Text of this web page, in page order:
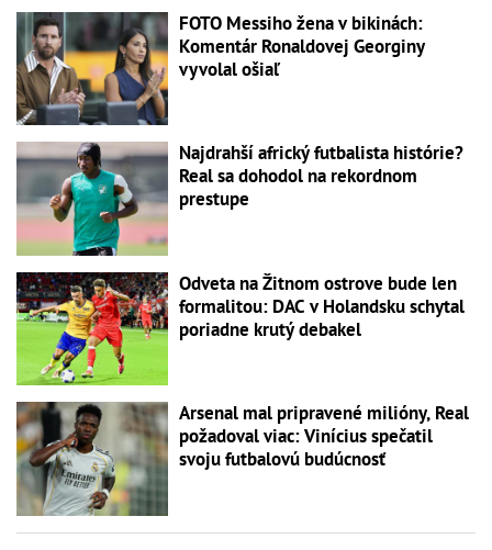
FOTO Messiho žena v bikinách:
Komentár Ronaldovej Georginy
vyvolal ošiaľ
Najdrahší africký futbalista histórie?
Real sa dohodol na rekordnom
prestupe
Odveta na Žitnom ostrove bude len
formalitou: DAC v Holandsku schytal
poriadne krutý debakel
Arsenal mal pripravené milióny, Real
požadoval viac: Vinícius spečatil
svoju futbalovú budúcnosť